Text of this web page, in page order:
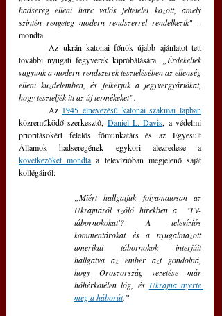
hadsereg elleni harc valós feltételei között, amely
szintén rengeteg modern rendszerrel rendelkezik" –
mondta.
	Az ukrán katonai főnök újabb ajánlatot tett
további nyugati fegyverek kipróbálására. „Érdekeltek
vagyunk a modern rendszerek tesztelésében az ellenség
elleni küzdelemben, és felkérjük a fegyvergyártókat,
hogy teszteljék itt az új termékeket”.
	Az
1945 elnevezésű katonai szakmai lapban
közreműködő szerkesztő, Daniel L. Davis, a védelmi
prioritásokért felelős főmunkatárs és az Egyesült
Államok hadseregének egykori alezredese a
következőket mondta a televízióban megjelenő saját
kollégáiról:
„Miért hallgatjuk folyamatosan az
Ukrajnáról szóló hírekben a  'TV-
tábornokokat'? A televíziós
kommentárokat és a nyugalmazott
amerikai tábornokok interjúit
hallgatva az ember azt gondolná,
hogy Oroszország vezetése már
hóhérkötélen lóg, és Ukrajna nyerte
meg a háborút.”